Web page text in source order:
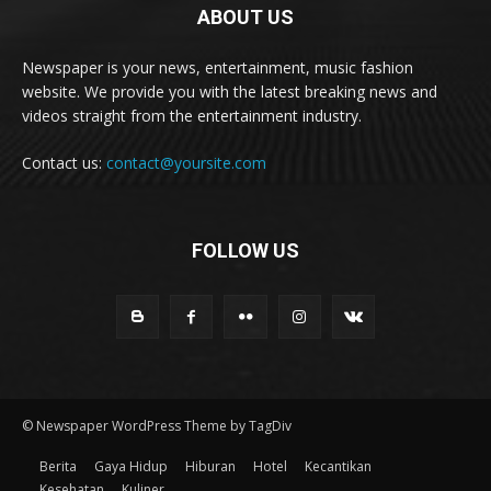
ABOUT US
Newspaper is your news, entertainment, music fashion
website. We provide you with the latest breaking news and
videos straight from the entertainment industry.
Contact us: contact@yoursite.com
FOLLOW US
© Newspaper WordPress Theme by TagDiv
Berita Gaya Hidup Hiburan Hotel
Kecantikan